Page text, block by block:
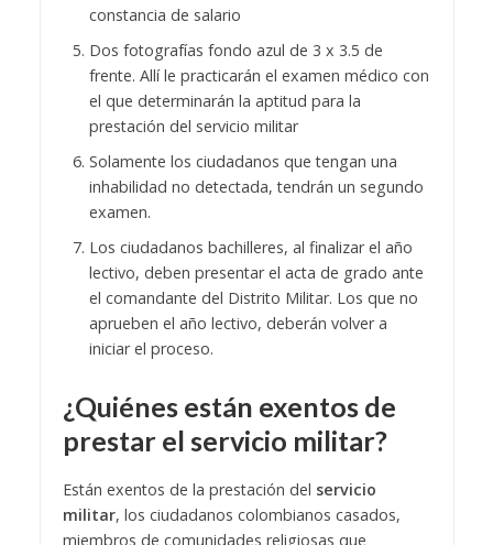
constancia de salario
Dos fotografías fondo azul de 3 x 3.5 de
frente. Allí le practicarán el examen médico con
el que determinarán la aptitud para la
prestación del servicio militar
Solamente los ciudadanos que tengan una
inhabilidad no detectada, tendrán un segundo
examen.
Los ciudadanos bachilleres, al finalizar el año
lectivo, deben presentar el acta de grado ante
el comandante del Distrito Militar. Los que no
aprueben el año lectivo, deberán volver a
iniciar el proceso.
¿Quiénes están exentos de
prestar el servicio militar?
Están exentos de la prestación del servicio
militar, los ciudadanos colombianos casados,
miembros de comunidades religiosas que